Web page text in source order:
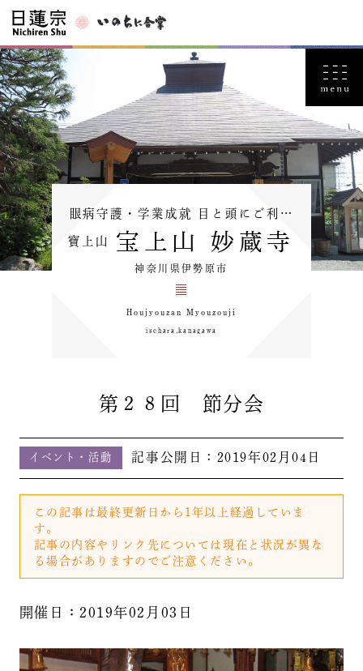
眼病守護・学業成就 目と頭にご利…
寶上山 宝上山 妙蔵寺
神奈川県伊勢原市
Houjyouzan Myouzouji
isehara,kanagawa
第２８回 節分会
イベント・活動 記事公開日： 2019年02月04日
この記事は最終更新日から1年以上経過していま
す。
記事の内容やリンク先については現在と状況が異な
る場合がありますのでご注意ください。
開催日：2019年02月03日